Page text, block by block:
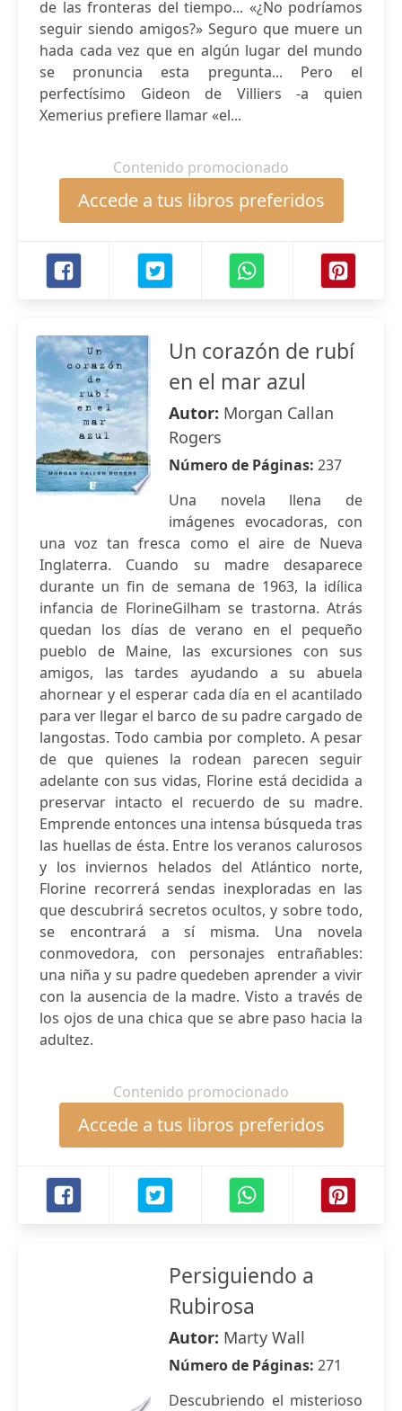
de las fronteras del tiempo... «¿No podríamos
seguir siendo amigos?» Seguro que muere un
hada cada vez que en algún lugar del mundo
se pronuncia esta pregunta... Pero el
perfectísimo Gideon de Villiers -a quien
Xemerius prefiere llamar «el...
Contenido promocionado
Accede a tus libros preferidos
Un corazón de rubí
en el mar azul
Autor: Morgan Callan
Rogers
Número de Páginas: 237
Una novela llena de
imágenes evocadoras, con
una voz tan fresca como el aire de Nueva
Inglaterra. Cuando su madre desaparece
durante un fin de semana de 1963, la idílica
infancia de FlorineGilham se trastorna. Atrás
quedan los días de verano en el pequeño
pueblo de Maine, las excursiones con sus
amigos, las tardes ayudando a su abuela
ahornear y el esperar cada día en el acantilado
para ver llegar el barco de su padre cargado de
langostas. Todo cambia por completo. A pesar
de que quienes la rodean parecen seguir
adelante con sus vidas, Florine está decidida a
preservar intacto el recuerdo de su madre.
Emprende entonces una intensa búsqueda tras
las huellas de ésta. Entre los veranos calurosos
y los inviernos helados del Atlántico norte,
Florine recorrerá sendas inexploradas en las
que descubrirá secretos ocultos, y sobre todo,
se encontrará a sí misma. Una novela
conmovedora, con personajes entrañables:
una niña y su padre quedeben aprender a vivir
con la ausencia de la madre. Visto a través de
los ojos de una chica que se abre paso hacia la
adultez.
Contenido promocionado
Accede a tus libros preferidos
Persiguiendo a
Rubirosa
Autor: Marty Wall
Número de Páginas: 271
Descubriendo el misterioso